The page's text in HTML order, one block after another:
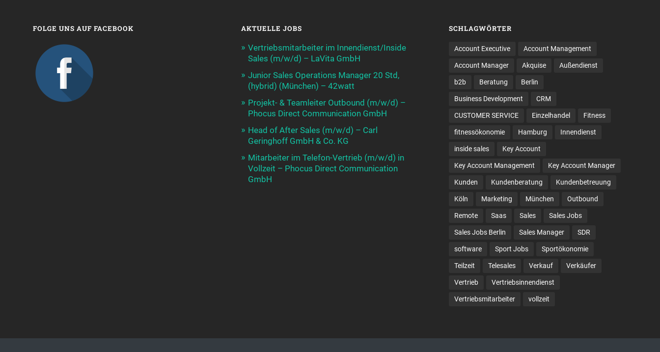
FOLGE UNS AUF FACEBOOK AKTUELLE JOBS
Vertriebsmitarbeiter im Innendienst/Inside
Sales (m/w/d) – LaVita GmbH
Junior Sales Operations Manager 20 Std,
(hybrid) (München) – 42watt
Projekt- & Teamleiter Outbound (m/w/d) –
Phocus Direct Communication GmbH
Head of After Sales (m/w/d) – Carl
Geringhoff GmbH & Co. KG
Mitarbeiter im Telefon-Vertrieb (m/w/d) in
Vollzeit – Phocus Direct Communication
GmbH
SCHLAGWÖRTER
Account Executive Account Management
Account Manager Akquise Außendienst
b2b Beratung Berlin
Business Development CRM
CUSTOMER SERVICE Einzelhandel Fitness
fitnessökonomie Hamburg Innendienst
inside sales Key Account
Key Account Management Key Account Manager
Kunden Kundenberatung Kundenbetreuung
Köln Marketing München Outbound
Remote Saas Sales Sales Jobs
Sales Jobs Berlin Sales Manager SDR
software Sport Jobs Sportökonomie
Teilzeit Telesales Verkauf Verkäufer
Vertrieb Vertriebsinnendienst
Vertriebsmitarbeiter vollzeit